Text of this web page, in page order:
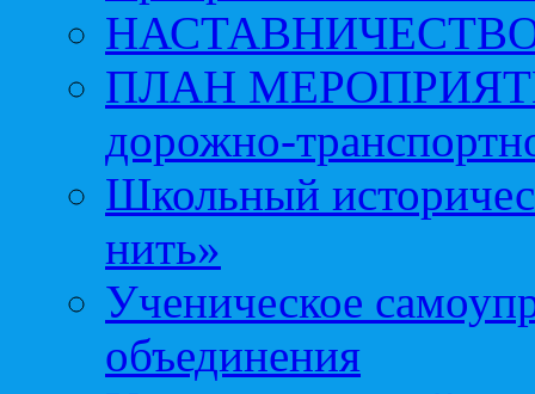
ПЛАН МЕРОПРИЯТИЙ
дорожно-
Школьный
нить»
Ученическое
объединения